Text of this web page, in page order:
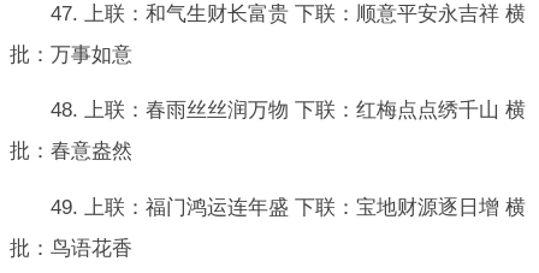
47. 上联：和气生财长富贵 下联：顺意平安永吉祥 横
批：万事如意
48. 上联：春雨丝丝润万物 下联：红梅点点绣千山 横
批：春意盎然
49. 上联：福门鸿运连年盛 下联：宝地财源逐日增 横
批：鸟语花香